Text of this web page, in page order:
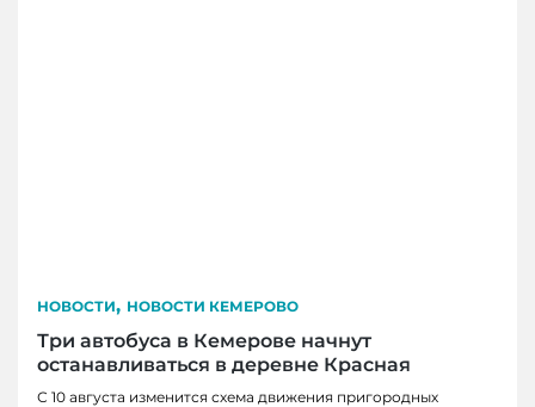
НОВОСТИ, НОВОСТИ КЕМЕРОВО
Три автобуса в Кемерове начнут
останавливаться в деревне Красная
С 10 августа изменится схема движения пригородных